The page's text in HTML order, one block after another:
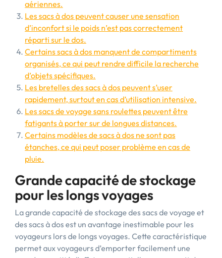
aériennes.
Les sacs à dos peuvent causer une sensation
d’inconfort si le poids n’est pas correctement
réparti sur le dos.
Certains sacs à dos manquent de compartiments
organisés, ce qui peut rendre difficile la recherche
d’objets spécifiques.
Les bretelles des sacs à dos peuvent s’user
rapidement, surtout en cas d’utilisation intensive.
Les sacs de voyage sans roulettes peuvent être
fatigants à porter sur de longues distances.
Certains modèles de sacs à dos ne sont pas
étanches, ce qui peut poser problème en cas de
pluie.
Grande capacité de stockage
pour les longs voyages
La grande capacité de stockage des sacs de voyage et
des sacs à dos est un avantage inestimable pour les
voyageurs lors de longs voyages. Cette caractéristique
permet aux voyageurs d’emporter facilement une